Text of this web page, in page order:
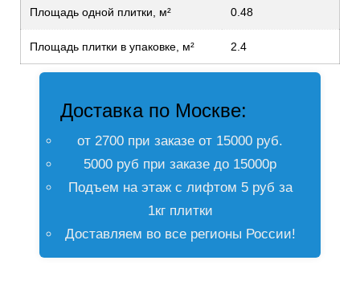
Площадь одной плитки, м² 0.48
Площадь плитки в упаковке, м² 2.4
Доставка по Москве:
от 2700 при заказе от 15000 руб.
5000 руб при заказе до 15000р
Подъем на этаж с лифтом 5 руб за
1кг плитки
Доставляем во все регионы России!